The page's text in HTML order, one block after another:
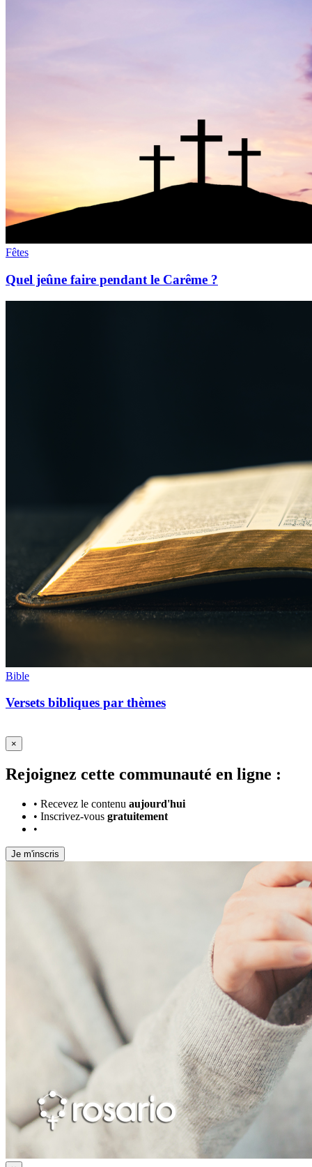
Fêtes
Quel jeûne faire pendant le Carême ?
Bible
Versets bibliques par thèmes
×
Rejoignez cette communauté en ligne :
• Recevez le contenu aujourd'hui
• Inscrivez-vous gratuitement
•
Je m'inscris